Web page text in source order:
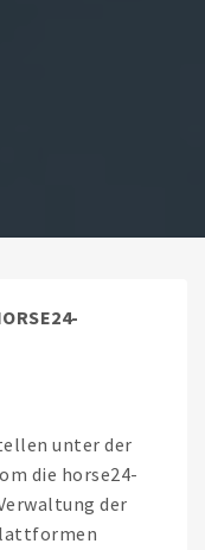
unter der
die horse24-
der